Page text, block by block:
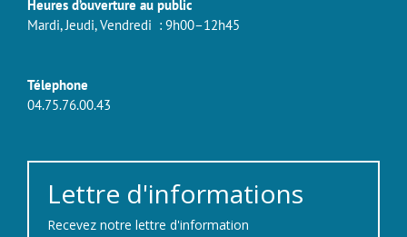
Heures d’ouverture au public
Mardi, Jeudi, Vendredi : 9h00–12h45
Télephone
04.75.76.00.43
Lettre d'informations
Recevez notre lettre d'information